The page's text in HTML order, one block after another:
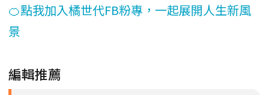
🍊點我加入橘世代FB粉專，一起展開人生新風
景
編輯推薦